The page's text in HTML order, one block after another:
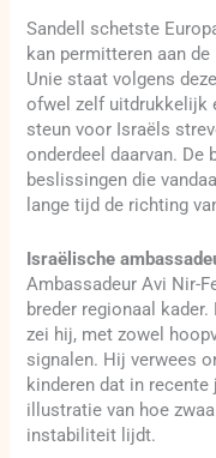
Sandell schetste
kan permitteren aan
Unie staat volgens
ofwel zelf uitdrukkelijk
steun voor Israëls
onderdeel daarvan. De
beslissingen die
lange tijd de richting
Israëlische
Ambassadeur Avi Nir-
breder regionaal
zei hij, met zowel
signalen. Hij verwees
kinderen dat in
illustratie van hoe
instabiliteit lijdt.